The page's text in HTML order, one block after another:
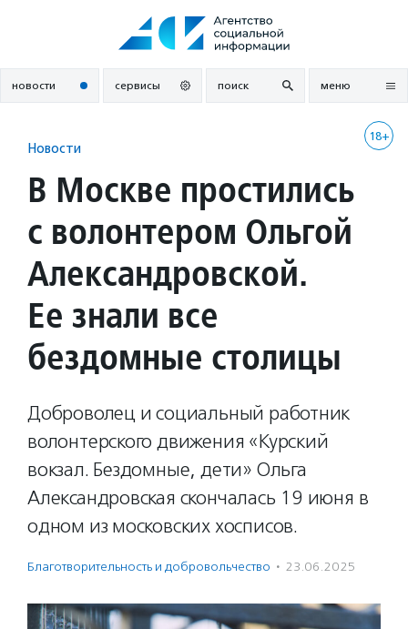
новости сервисы поиск меню
18+
Новости
В Москве простились
с волонтером Ольгой
Александровской.
Ее знали все
бездомные столицы
Доброволец и социальный работник
волонтерского движения «Курский
вокзал. Бездомные, дети» Ольга
Александровская скончалась 19 июня в
одном из московских хосписов.
Благотвори­тель­ность и доброволь­чест­во · 23.06.2025